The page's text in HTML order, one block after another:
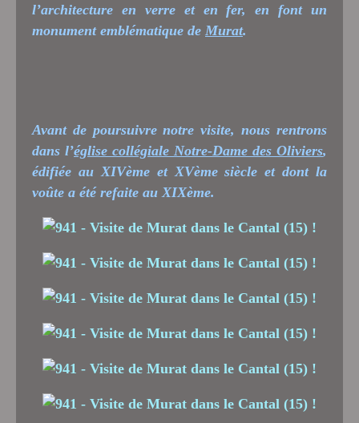
l’architecture en verre et en fer, en font un
monument emblématique de Murat.
Avant de poursuivre notre visite, nous rentrons
dans l’église collégiale Notre-Dame des Oliviers,
édifiée au XIVème et XVème siècle et dont la
voûte a été refaite au XIXème.